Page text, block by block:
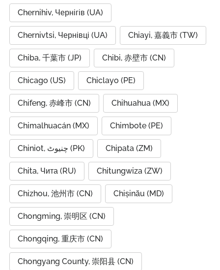
Chernihiv, Чернігів (UA)
Chernivtsi, Чернівці (UA) Chiayi, 嘉義市 (TW)
Chiba, 千葉市 (JP) Chibi, 赤壁市 (CN)
Chicago (US) Chiclayo (PE)
Chifeng, 赤峰市 (CN) Chihuahua (MX)
Chimalhuacán (MX) Chimbote (PE)
Chiniot, چنیوٹ (PK) Chipata (ZM)
Chita, Чита (RU) Chitungwiza (ZW)
Chizhou, 池州市 (CN) Chișinău (MD)
Chongming, 崇明区 (CN)
Chongqing, 重庆市 (CN)
Chongyang County, 崇阳县 (CN)